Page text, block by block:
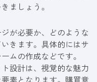
ましょう。
が必要か、どのような
きます。具体的にはサ
ムの作成などです。
設計は、視覚的な魅力